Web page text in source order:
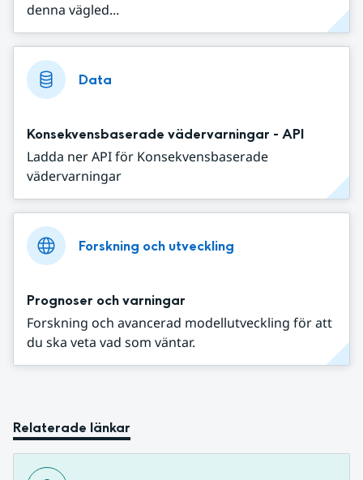
denna vägled...
Data
Konsekvensbaserade vädervarningar - API
Ladda ner API för Konsekvensbaserade
vädervarningar
Forskning och utveckling
Prognoser och varningar
Forskning och avancerad modellutveckling för att
du ska veta vad som väntar.
Relaterade länkar